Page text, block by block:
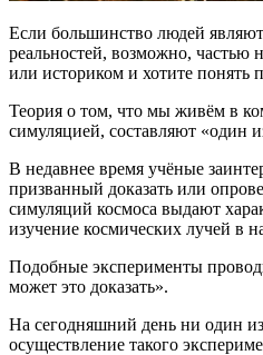
Если большинство людей
реальностей, возможно, частью
или историком и хотите понять
Теория о том, что мы живём в
симуляцией, составляют «один
В недавнее время учёные
призванный доказать или
симуляций космоса выдают
изучение космических лучей в
Подобные эксперименты
может это доказать».
На сегодняшний день ни один
осуществление такого